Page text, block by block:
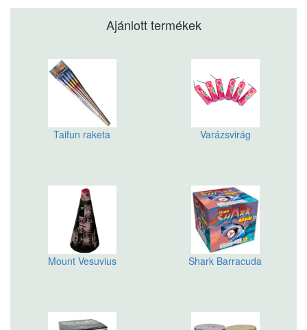
Ajánlott termékek
Taifun raketa Varázsvirág
Mount Vesuvius Shark Barracuda